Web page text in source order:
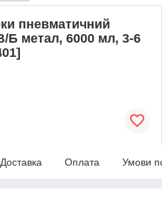
пневматичний
Б метал, 6000 мл, 3-6
Доставка Оплата Умови